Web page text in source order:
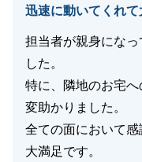
引き続きよろしく
迅速に動いてくれ
担当者が親身にな
した。
特に、隣地のお宅
変助かりました。
全ての面において感
大満足です。